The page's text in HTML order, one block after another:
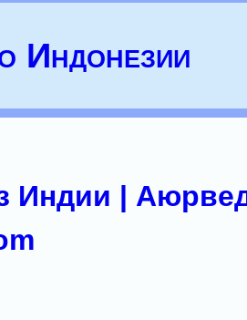
Индонезии
Индии |